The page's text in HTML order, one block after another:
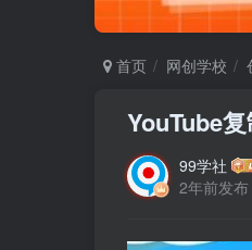
首页 网创学校
YouTube
99学社
2年前发布